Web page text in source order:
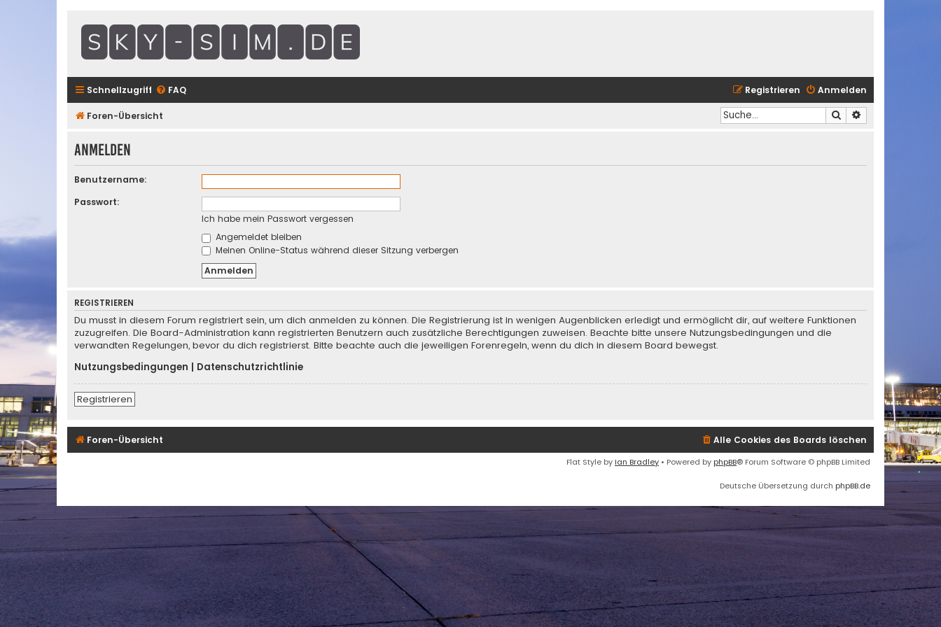
Schnellzugriff FAQ Anmelden
Registrieren
Foren-Übersicht Suche
Anmelden
Benutzername:
Passwort:
Ich habe mein Passwort vergessen
Angemeldet bleiben
Meinen Online-Status während dieser Sitzung verbergen
REGISTRIEREN
Du musst in diesem Forum registriert sein, um dich anmelden zu können. Die Registrierung ist in wenigen Augenblicken erledigt und ermöglicht dir, auf weitere Funktionen
zuzugreifen. Die Board-Administration kann registrierten Benutzern auch zusätzliche Berechtigungen zuweisen. Beachte bitte unsere Nutzungsbedingungen und die
verwandten Regelungen, bevor du dich registrierst. Bitte beachte auch die jeweiligen Forenregeln, wenn du dich in diesem Board bewegst.
Nutzungsbedingungen
Datenschutzrichtlinie
Registrieren
Foren-Übersicht Alle Cookies des Boards löschen
Flat Style by Ian Bradley • Powered by phpBB® Forum Software © phpBB Limited
Deutsche Übersetzung durch phpBB.de